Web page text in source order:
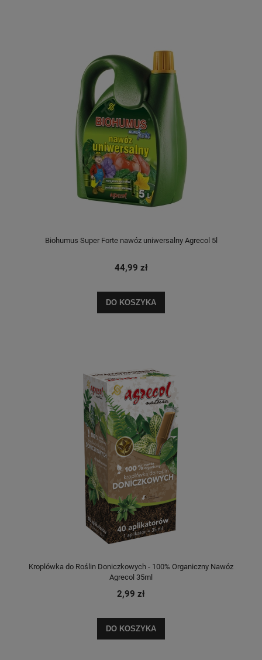
Biohumus Super Forte nawóz uniwersalny Agrecol 5l
44,99 zł
DO KOSZYKA
Kroplówka do Roślin Doniczkowych - 100% Organiczny Nawóz
Agrecol 35ml
2,99 zł
DO KOSZYKA